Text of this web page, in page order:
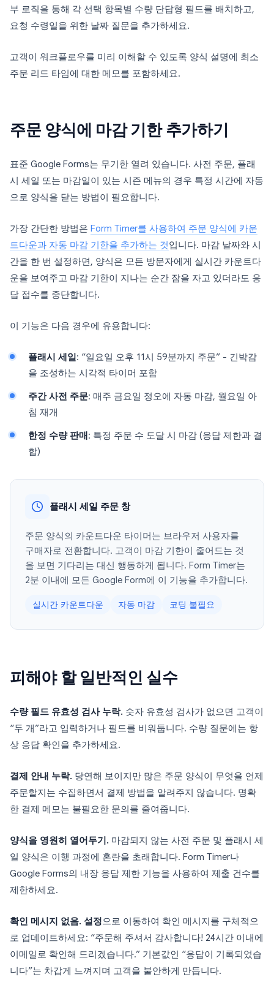
부 로직을 통해 각 선택 항목별 수량 단답형 필드를 배치하고,
요청 수령일을 위한 날짜 질문을 추가하세요.
고객이 워크플로우를 미리 이해할 수 있도록 양식 설명에 최소
주문 리드 타임에 대한 메모를 포함하세요.
주문 양식에 마감 기한 추가하기
표준 Google Forms는 무기한 열려 있습니다. 사전 주문, 플래
시 세일 또는 마감일이 있는 시즌 메뉴의 경우 특정 시간에 자동
으로 양식을 닫는 방법이 필요합니다.
가장 간단한 방법은 Form Timer를 사용하여 주문 양식에 카운
트다운과 자동 마감 기한을 추가하는 것입니다. 마감 날짜와 시
간을 한 번 설정하면, 양식은 모든 방문자에게 실시간 카운트다
운을 보여주고 마감 기한이 지나는 순간 잠을 자고 있더라도 응
답 접수를 중단합니다.
이 기능은 다음 경우에 유용합니다:
플래시 세일: “일요일 오후 11시 59분까지 주문” - 긴박감
을 조성하는 시각적 타이머 포함
주간 사전 주문: 매주 금요일 정오에 자동 마감, 월요일 아
침 재개
한정 수량 판매: 특정 주문 수 도달 시 마감 (응답 제한과 결
합)
플래시 세일 주문 창
주문 양식의 카운트다운 타이머는 브라우저 사용자를
구매자로 전환합니다. 고객이 마감 기한이 줄어드는 것
을 보면 기다리는 대신 행동하게 됩니다. Form Timer는
2분 이내에 모든 Google Form에 이 기능을 추가합니다.
실시간 카운트다운 자동 마감 코딩 불필요
피해야 할 일반적인 실수
수량 필드 유효성 검사 누락. 숫자 유효성 검사가 없으면 고객이
“두 개”라고 입력하거나 필드를 비워둡니다. 수량 질문에는 항
상 응답 확인을 추가하세요.
결제 안내 누락. 당연해 보이지만 많은 주문 양식이 무엇을 언제
주문할지는 수집하면서 결제 방법을 알려주지 않습니다. 명확
한 결제 메모는 불필요한 문의를 줄여줍니다.
양식을 영원히 열어두기. 마감되지 않는 사전 주문 및 플래시 세
일 양식은 이행 과정에 혼란을 초래합니다. Form Timer나
Google Forms의 내장 응답 제한 기능을 사용하여 제출 건수를
제한하세요.
확인 메시지 없음. 설정으로 이동하여 확인 메시지를 구체적으
로 업데이트하세요: “주문해 주셔서 감사합니다! 24시간 이내에
이메일로 확인해 드리겠습니다.” 기본값인 “응답이 기록되었습
니다”는 차갑게 느껴지며 고객을 불안하게 만듭니다.